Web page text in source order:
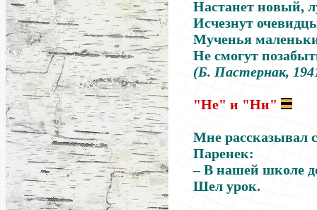
Настанет новый,
Исчезнут
Мученья
Не смогут
(Б. Пастернак,
"Не" и "Ни"
Мне рассказывал
Паренек:
– В нашей школе
Шел урок.